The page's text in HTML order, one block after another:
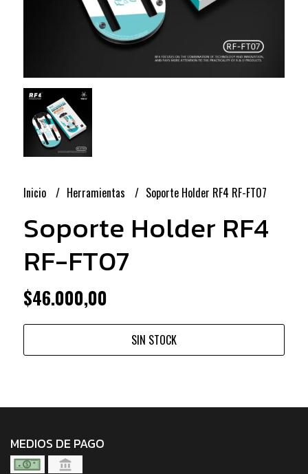
Inicio Herramientas Soporte Holder RF4 RF-FT07
Soporte Holder RF4
RF-FT07
$46.000,00
SIN STOCK
MEDIOS DE PAGO